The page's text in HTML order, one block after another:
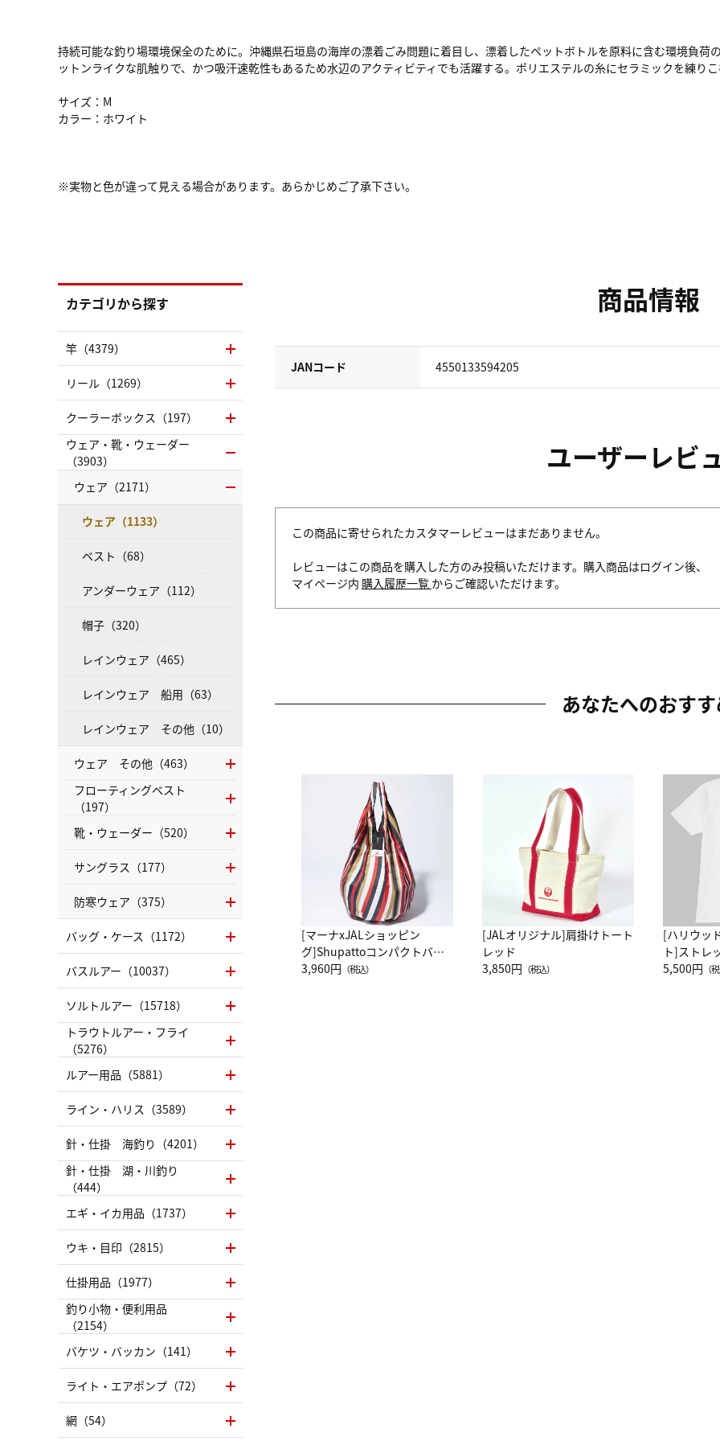
持続可能な釣り場環境保全のために。沖縄県石垣島の海岸の漂着ごみ問題に着目し、漂着したペットボトルを原料に含む環境負
ットンライクな肌触りで、かつ吸汗速乾性もあるため水辺のアクティビティでも活躍する。ポリエステルの糸にセラミックを練り
サイズ：M
カラー：ホワイト
※実物と色が違って見える場合があります。あらかじめご了承下さい。
商品情報
JANコード 4550133594205
ユーザーレビ
この商品に寄せられたカスタマーレビューはまだありません。
レビューはこの商品を購入した方のみ投稿いただけます。購入商品はログイン後、
マイページ内 購入履歴一覧 からご確認いただけます。
あなたへのおす
[マーナxJALショッピン
グ]Shupattoコンパクトバッ
グ Drop JAL客室乗務員
3,960円 （税込）
[JALオリジナル]肩掛けトート
レッド
3,850円 （税込）
[ハリウッ
ト]ストレ
ーネック
5,500円 （
カテゴリから探す
竿（4379）
リール（1269）
クーラーボックス（197）
ウェア・靴・ウェーダー
（3903）
ウェア（2171）
ウェア（1133）
ベスト（68）
アンダーウェア（112）
帽子（320）
レインウェア（465）
レインウェア 船用（63）
レインウェア その他（10）
ウェア その他（463）
フローティングベスト
（197）
靴・ウェーダー（520）
サングラス（177）
防寒ウェア（375）
バッグ・ケース（1172）
バスルアー（10037）
ソルトルアー（15718）
トラウトルアー・フライ
（5276）
ルアー用品（5881）
ライン・ハリス（3589）
針・仕掛 海釣り（4201）
針・仕掛 湖・川釣り
（444）
エギ・イカ用品（1737）
ウキ・目印（2815）
仕掛用品（1977）
釣り小物・便利用品
（2154）
バケツ・バッカン（141）
ライト・エアポンプ（72）
網（54）